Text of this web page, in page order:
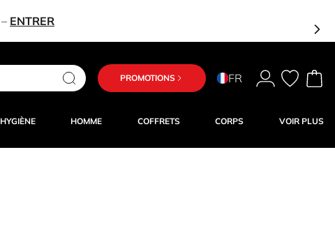
– ENTRER
PROMOTIONS FR
HYGIÈNE HOMME COFFRETS CORPS VOIR PLUS